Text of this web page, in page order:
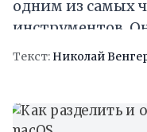
одним из самых
инструментов.
файлы в
Текст: Николай